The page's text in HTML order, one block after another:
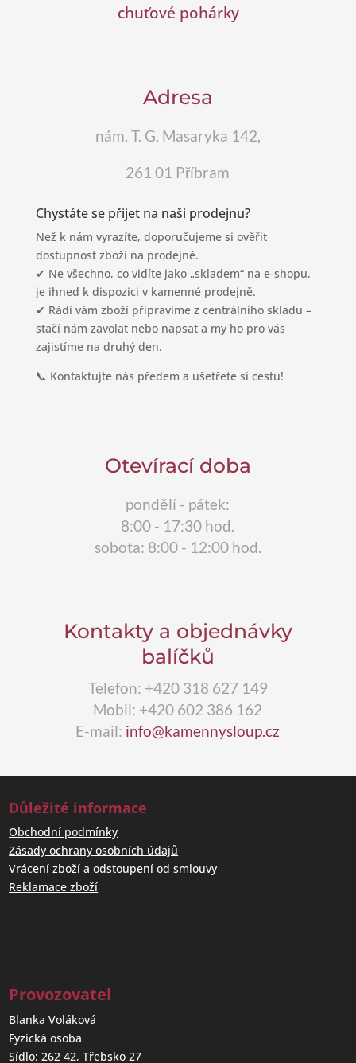
chuťové pohárky
Adresa
nám. T. G. Masaryka 142,
261 01 Příbram
Chystáte se přijet na naši prodejnu?
Než k nám vyrazíte, doporučujeme si ověřit
dostupnost zboží na prodejně.
✔ Ne všechno, co vidíte jako „skladem“ na e-shopu,
je ihned k dispozici v kamenné prodejně.
✔ Rádi vám zboží připravíme z centrálního skladu –
stačí nám zavolat nebo napsat a my ho pro vás
zajistíme na druhý den.
📞 Kontaktujte nás předem a ušetřete si cestu!
Otevírací doba
pondělí - pátek:
8:00 - 17:30 hod.
sobota: 8:00 - 12:00 hod.
Kontakty a objednávky
balíčků
Telefon: +420 318 627 149
Mobil: +420 602 386 162
E-mail: info@kamennysloup.cz
Důležité informace
Obchodní podmínky
Zásady ochrany osobních údajů
Vrácení zboží a odstoupení od smlouvy
Reklamace zboží
Provozovatel
Blanka Voláková
Fyzická osoba
Sídlo: 262 42, Třebsko 27